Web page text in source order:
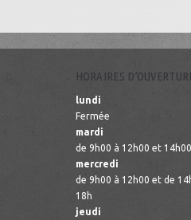
HORAIRES
lundi
Fermée
mardi
de 9h00 à 12h00 et
mercredi
de 9h00 à 12h00 et de
18h
jeudi